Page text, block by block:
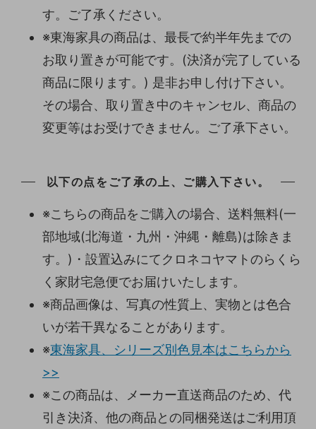
す。ご了承ください。
※東海家具の商品は、最長で約半年先までの
お取り置きが可能です。(決済が完了している
商品に限ります。) 是非お申し付け下さい。
その場合、取り置き中のキャンセル、商品の
変更等はお受けできません。ご了承下さい。
以下の点をご了承の上、ご購入下さい。
※こちらの商品をご購入の場合、送料無料(一
部地域(北海道・九州・沖縄・離島)は除きま
す。)・設置込みにてクロネコヤマトのらくら
く家財宅急便でお届けいたします。
※商品画像は、写真の性質上、実物とは色合
いが若干異なることがあります。
※東海家具、シリーズ別色見本はこちらから
>>
※この商品は、メーカー直送商品のため、代
引き決済、他の商品との同梱発送はご利用頂